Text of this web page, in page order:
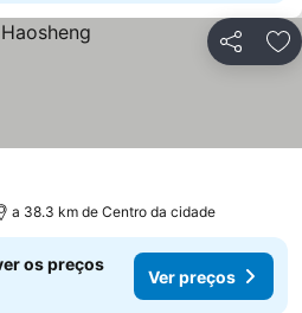
Partilhar
a 38.3 km de Centro da cidade
os preços
Ver preços